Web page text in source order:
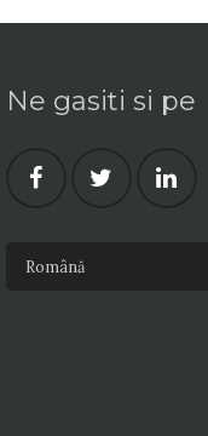
Ne gasiti si pe